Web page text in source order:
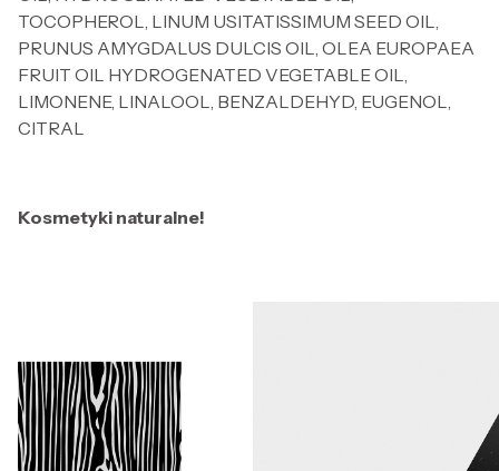
TOCOPHEROL, LINUM USITATISSIMUM SEED OIL,
PRUNUS AMYGDALUS DULCIS OIL, OLEA EUROPAEA
FRUIT OIL HYDROGENATED VEGETABLE OIL,
LIMONENE, LINALOOL, BENZALDEHYD, EUGENOL,
CITRAL
Kosmetyki naturalne!